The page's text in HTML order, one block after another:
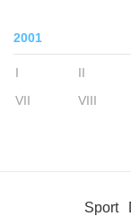
2001
I II
VII
VIII
Sport